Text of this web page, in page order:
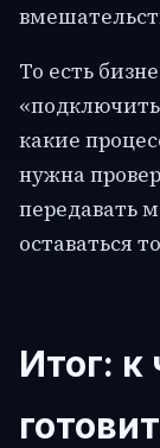
То есть
какие
нужна
передавать
оставаться
Итог: